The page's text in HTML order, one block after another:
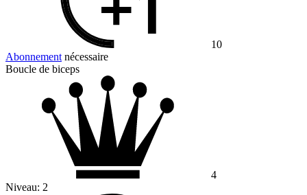
10
Abonnement nécessaire
Boucle de biceps
4
Niveau: 2